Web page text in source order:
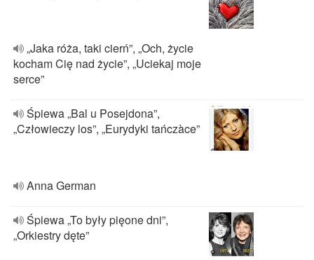
„Jaka róża, taki cierń”, „Och, życie
kocham Cię nad życie”, „Uciekaj moje
serce”
Śpiewa „Bal u Posejdona”,
„Człowieczy los”, „Eurydyki tańczàce”
Anna German
Śpiewa „To były pięone dni”,
„Orkiestry dęte”